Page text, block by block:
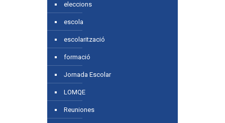
eleccions
escola
escolarització
formació
Jornada Escolar
LOMQE
Reuniones